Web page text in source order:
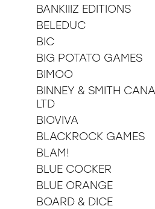
BANKIIIZ EDITIONS
BELEDUC
BIC
BIG POTATO GAMES
BIMOO
BINNEY & SMITH
LTD
BIOVIVA
BLACKROCK GAMES
BLAM!
BLUE COCKER
BLUE ORANGE
BOARD & DICE